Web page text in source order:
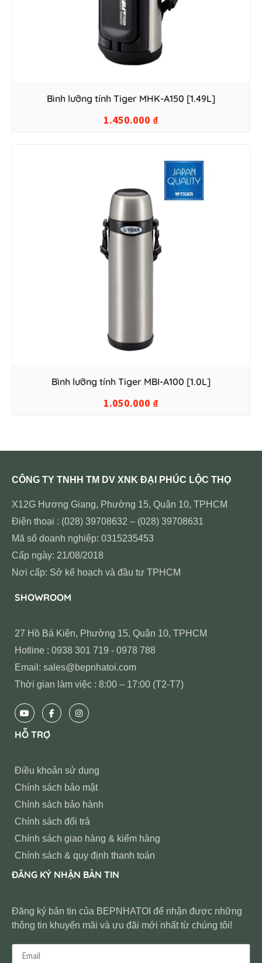
Bình lưỡng tính Tiger MHK-A150 [1.49L]
1.450.000 ₫
Bình lưỡng tính Tiger MBI-A100 [1.0L]
1.050.000 ₫
CÔNG TY TNHH TM DV XNK ĐẠI PHÚC LỘC THỌ
X12G Hương Giang, Phường 15, Quận 10, TPHCM
Điện thoại : (028) 39708632 – (028) 39708631
Mã số doanh nghiệp: 0315235453
Cấp ngày: 21/08/2018
Nơi cấp: Sở kế hoạch và đầu tư TPHCM
SHOWROOM
27 Hồ Bá Kiện, Phường 15, Quận 10, TPHCM
Hotline : 0938 301 719 - 0978 788
Email: sales@bepnhatoi.com
Thời gian làm việc : 8:00 – 17:00 (T2-T7)
HỖ TRỢ
Điều khoản sử dụng
Chính sách bảo mật
Chính sách bảo hành
Chính sách đổi trả
Chính sách giao hàng & kiểm hàng
Chính sách & quy định thanh toán
ĐĂNG KÝ NHẬN BẢN TIN
Đăng ký bản tin của BEPNHATOI để nhận được những
thông tin khuyến mãi và ưu đãi mới nhất từ chúng tôi!